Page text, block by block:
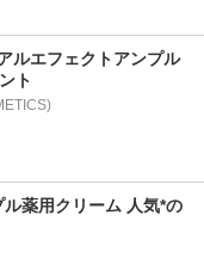
ルエフェクトアンプル
ト
ル薬用クリーム 人気*の